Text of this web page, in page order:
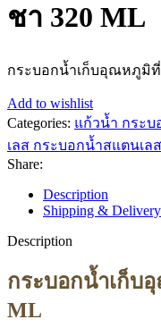
ชา 320 ML
กระบอกน้ำเก็บอุณหภูมิที่
Add to wishlist
Categories: แก้วน้ำ กระบ
เลส กระบอกน้ำสแตนเล
Share:
Description
Shipping & Delivery
Description
กระบอกน้ำเก็บ
ML